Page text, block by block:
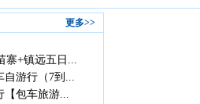
更多>>
+镇远五日...
游行（7到...
包车旅游...